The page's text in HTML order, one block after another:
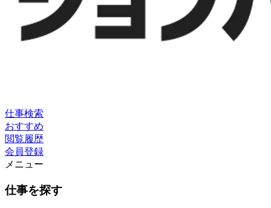
仕事検索
おすすめ
閲覧履歴
会員登録
メニュー
仕事を探す